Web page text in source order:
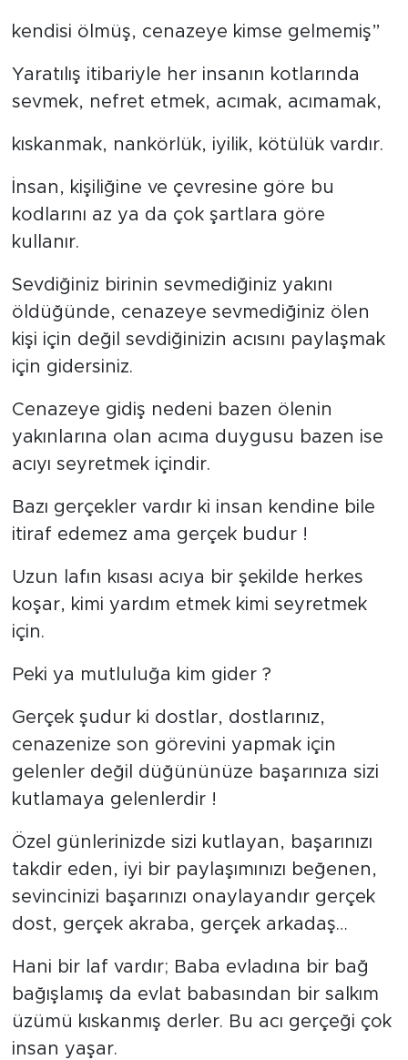
kendisi ölmüş, cenazeye kimse gelmemiş”
Yaratılış itibariyle her insanın kotlarında
sevmek, nefret etmek, acımak, acımamak,
kıskanmak, nankörlük, iyilik, kötülük vardır.
İnsan, kişiliğine ve çevresine göre bu
kodlarını az ya da çok şartlara göre
kullanır.
Sevdiğiniz birinin sevmediğiniz yakını
öldüğünde, cenazeye sevmediğiniz ölen
kişi için değil sevdiğinizin acısını paylaşmak
için gidersiniz.
Cenazeye gidiş nedeni bazen ölenin
yakınlarına olan acıma duygusu bazen ise
acıyı seyretmek içindir.
Bazı gerçekler vardır ki insan kendine bile
itiraf edemez ama gerçek budur !
Uzun lafın kısası acıya bir şekilde herkes
koşar, kimi yardım etmek kimi seyretmek
için.
Peki ya mutluluğa kim gider ?
Gerçek şudur ki dostlar, dostlarınız,
cenazenize son görevini yapmak için
gelenler değil düğününüze başarınıza sizi
kutlamaya gelenlerdir !
Özel günlerinizde sizi kutlayan, başarınızı
takdir eden, iyi bir paylaşımınızı beğenen,
sevincinizi başarınızı onaylayandır gerçek
dost, gerçek akraba, gerçek arkadaş…
Hani bir laf vardır; Baba evladına bir bağ
bağışlamış da evlat babasından bir salkım
üzümü kıskanmış derler. Bu acı gerçeği çok
insan yaşar.